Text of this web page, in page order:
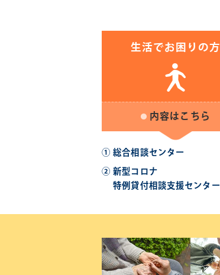
生活でお困りの方
内容はこちら
① 総合相談センター
② 新型コロナ
特例貸付相談支援センター